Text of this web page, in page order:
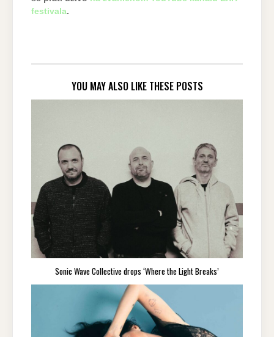
festivala.
YOU MAY ALSO LIKE THESE POSTS
Sonic Wave Collective drops ‘Where the Light Breaks’